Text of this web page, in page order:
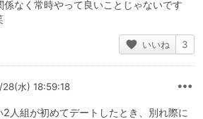
なく常時やって良いことじゃないです
いいね 3
水) 18:59:18
2人組が初めてデートしたとき、別れ際に